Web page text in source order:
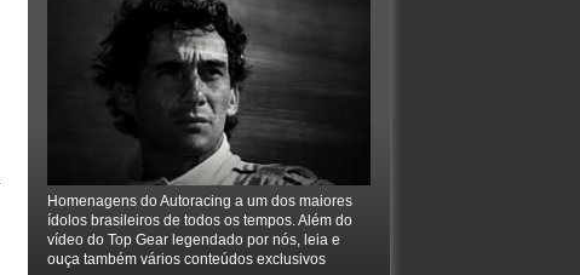
Homenagens do Autoracing a um dos maiores
ídolos brasileiros de todos os tempos. Além do
vídeo do Top Gear legendado por nós, leia e
ouça também vários conteúdos exclusivos